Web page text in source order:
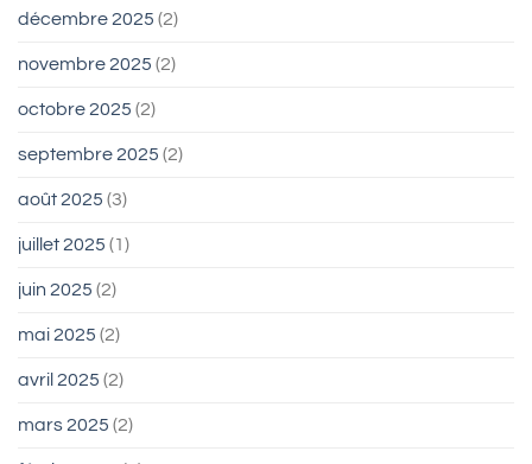
décembre 2025 (2)
novembre 2025 (2)
octobre 2025 (2)
septembre 2025 (2)
août 2025 (3)
juillet 2025 (1)
juin 2025 (2)
mai 2025 (2)
avril 2025 (2)
mars 2025 (2)